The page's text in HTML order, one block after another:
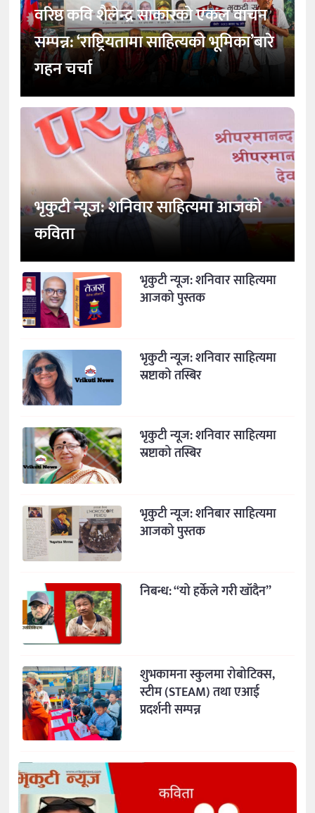
वरिष्ठ कवि शैलेन्द्र साकारको एकल वाचन
सम्पन्न: ‘राष्ट्रियतामा साहित्यको भूमिका’बारे
गहन चर्चा
भृकुटी न्यूज: शनिवार साहित्यमा आजको
कविता
भृकुटी न्यूज: शनिवार साहित्यमा
आजको पुस्तक
भृकुटी न्यूज: शनिवार साहित्यमा
स्रष्टाको तस्बिर
भृकुटी न्यूज: शनिवार साहित्यमा
स्रष्टाको तस्बिर
भृकुटी न्यूज: शनिबार साहित्यमा
आजको पुस्तक
निबन्ध: “यो हर्केले गरी खाँदैन”
शुभकामना स्कुलमा रोबोटिक्स,
स्टीम (STEAM) तथा एआई
प्रदर्शनी सम्पन्न